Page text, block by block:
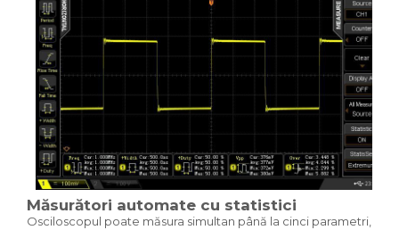
Măsurători automate cu statistici
Osciloscopul poate măsura simultan până la cinci parametri,